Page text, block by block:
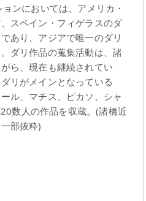
ンにおいては、アメリカ・
スペイン・フィゲラスのダ
あり、アジアで唯一のダリ
ダリ作品の蒐集活動は、諸
ら、現在も継続されてい
リがメインとなっている
ル、マチス、ピカソ、シャ
数人の作品を収蔵。(諸橋近
部抜粋)